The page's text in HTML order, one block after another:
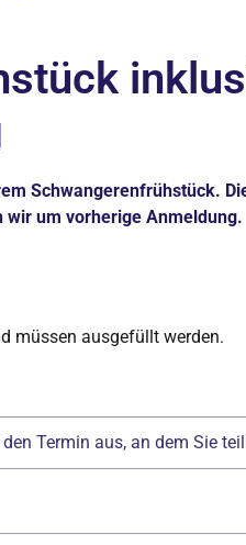
Schwangerenfrühstück.
wir um vorherige Anmeldung.
müssen ausgefüllt werden.
Termin aus, an dem Sie